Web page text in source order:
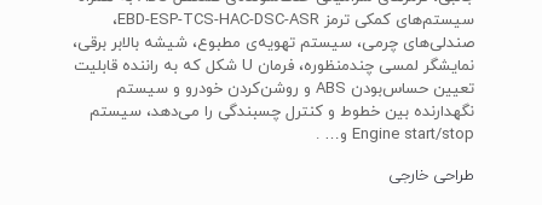
سیستم‌های کمکی ترمز EBD-ESP-TCS-HAC-DSC-ASR،
صندلی‌های چرمی، سیستم تهویه‌‎ی مطبوع، شیشه بالابر برقی،
نمایشگر لمسی چندمنظوره، فرمان U شکل که به راننده قابلیت
تعیین حساس‌بودن ABS و روشن‌کردن خودرو و سیستم
نگهدارنده بین خطوط و کنترل چسبندگی را می‌دهد، سیستم
Engine start/stop و… .
طراحی خارجی